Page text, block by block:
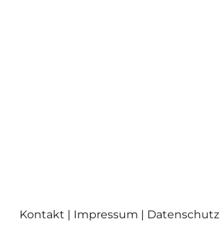
Kontakt | Impressum | Datenschutz